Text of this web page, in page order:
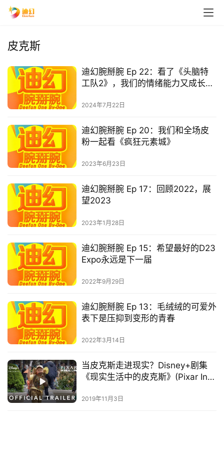
页
播
客
登录 注册
皮克斯
迪幻腕掰腕 Ep 22：看了《头脑特
工队2》，我们的情绪能力又成长了
2024年7月22日
迪幻腕掰腕 Ep 20：我们和全场皮
粉一起看《疯狂元素城》
2023年6月23日
迪幻腕掰腕 Ep 17：回顾2022，展
望2023
2023年1月28日
迪幻腕掰腕 Ep 15：希望最好的D23
Expo永远是下一届
2022年9月29日
迪幻腕掰腕 Ep 13：毛绒绒的可爱外
表下是压抑到变形的青春
2022年3月14日
当皮克斯走进现实？Disney+剧集
《现实生活中的皮克斯》(Pixar In
2019年11月3日